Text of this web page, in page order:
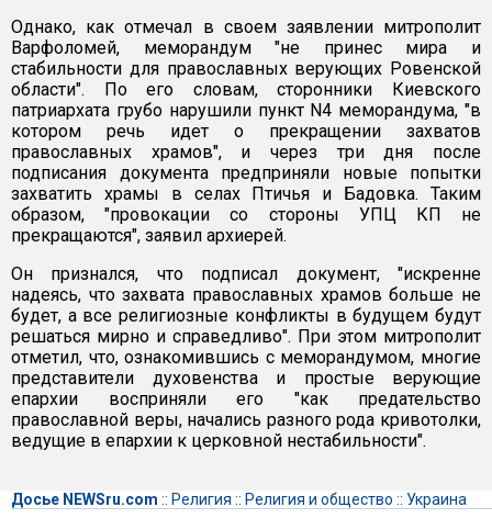
Однако, как отмечал в своем заявлении митрополит
Варфоломей, меморандум "не принес мира и
стабильности для православных верующих Ровенской
области". По его словам, сторонники Киевского
патриархата грубо нарушили пункт N4 меморандума, "в
котором речь идет о прекращении захватов
православных храмов", и через три дня после
подписания документа предприняли новые попытки
захватить храмы в селах Птичья и Бадовка. Таким
образом, "провокации со стороны УПЦ КП не
прекращаются", заявил архиерей.
Он признался, что подписал документ, "искренне
надеясь, что захвата православных храмов больше не
будет, а все религиозные конфликты в будущем будут
решаться мирно и справедливо". При этом митрополит
отметил, что, ознакомившись с меморандумом, многие
представители духовенства и простые верующие
епархии восприняли его "как предательство
православной веры, начались разного рода кривотолки,
ведущие в епархии к церковной нестабильности".
Досье NEWSru.com :: Религия :: Религия и общество :: Украина